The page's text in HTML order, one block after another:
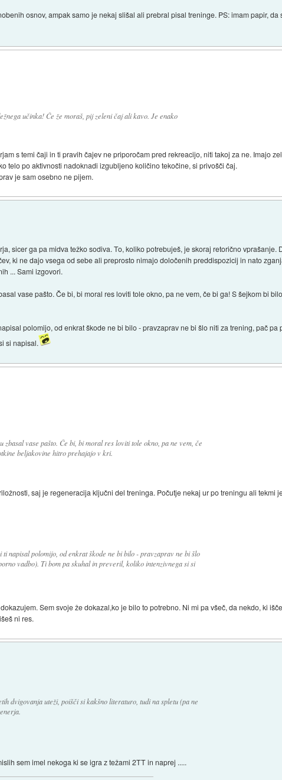
osnov, ampak samo je nekaj slišal ali prebral pisal treninge. PS: imam papir, da
učinka! Če že moraš, pij zeleni čaj ali kavo. Je enako
s temi čaji in ti pravih čajev ne priporočam pred rekreacijo, niti takoj za ne. Imajo
telo po aktivnosti nadoknadi izgubljeno količino tekočine, si privošči čaj.
je sam osebno ne pijem.
sicer ga pa midva težko sodiva. To, koliko potrebuješ, je skoraj retorično vprašanje.
ki ne dajo vsega od sebe ali preprosto nimajo določenih preddispozicij in nato
... Sami izgovori.
vase pašto. Če bi, bi moral res loviti tole okno, pa ne vem, če bi ga! S šejkom bi
polomijo, od enkrat škode ne bi bilo - pravzaprav ne bi šlo niti za trening, pač
si napisal.
zbasal vase pašto. Če bi, bi moral res loviti tole okno, pa ne vem, če
beljakovine hitro prehajajo v kri.
saj je regeneracija ključni del treninga. Počutje nekaj ur po treningu ali tekmi
napisal polomijo, od enkrat škode ne bi bilo - pravzaprav ne bi šlo
vadbo). Ti bom pa skuhal in preveril, koliko intenzivnega si si
Sem svoje že dokazal,ko je bilo to potrebno. Ni mi pa všeč, da nekdo, ki
ni res.
dvigovanja uteži, poišči si kakšno literaturo, tudi na spletu (pa ne
sem imel nekoga ki se igra z težami 2TT in naprej .....